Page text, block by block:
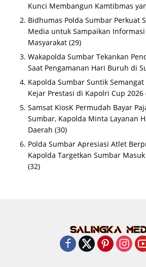
Kunci Membangun Kamtibmas
Bidhumas Polda Sumbar Perkuat
Media untuk Sampaikan
Masyarakat (29)
Wakapolda Sumbar Tekankan
Saat Pengamanan Hari Buruh di
Kapolda Sumbar Suntik
Kejar Prestasi di Kapolri Cup 2026
Samsat KiosK Permudah Bayar
Sumbar, Kapolda Minta Layanan
Daerah (30)
Polda Sumbar Apresiasi Atlet
Kapolda Targetkan Sumbar
(32)